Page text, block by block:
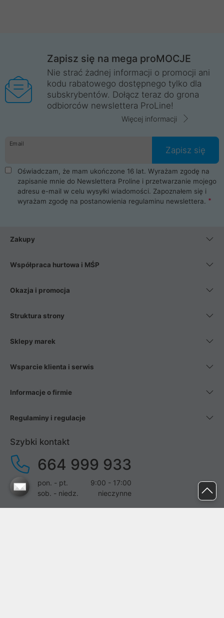
Zapisz się na mega proMOCJE
Nie strać żadnej informacji o promocji ani
kodu rabatowego dostępnego tylko dla
subskrybentów. Dołącz teraz do grona
odbiorców newslettera ProLine!
Więcej informacji
Email
Zapisz się
Oświadczam, że mam ukończone 16 lat. Wyrażam zgodę na
zapisanie mnie do Newslettera Proline i przetwarzanie mojego
adresu e-mail w celu wysyłki wiadomości. Zapoznałem się i
wyrażam zgodę na postanowienia regulaminu newslettera.
Zakupy
Współpraca hurtowa i MŚP
Okazja i promocja
Struktura strony
Sklepy marek
Wsparcie klienta i serwis
Informacje o firmie
Regulaminy i regulacje
Szybki kontakt
664 999 933
pon. - pt.
9:00 - 17:00
sob. - niedz.
nieczynne